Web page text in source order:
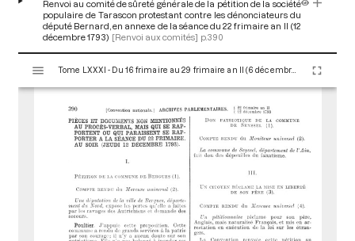
Renvoi au comité de sûreté générale de la pétition de la société
populaire de Tarascon protestant contre les dénonciateurs du
député Bernard, en annexe de la séance du 22 frimaire an II (12
décembre 1793) [Renvoi aux comités] p.390
s
Tome LXXXI - Du 16 frimaire au 29 frimaire an II (6 décembre au 19 décembre 1793)